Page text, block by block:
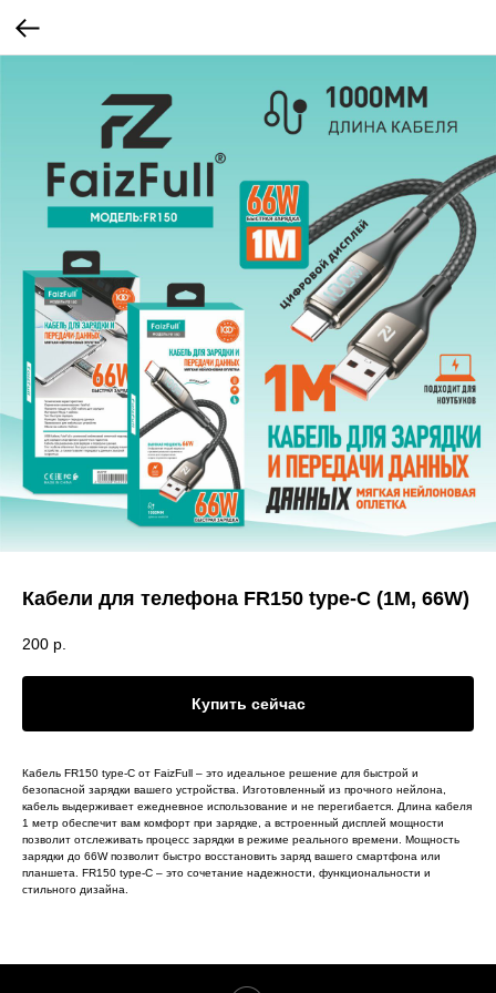
Кабели для телефона FR150 type-C (1M, 66W)
200 р.
Купить сейчас
Кабель FR150 type-C от FaizFull – это идеальное решение для быстрой и
безопасной зарядки вашего устройства. Изготовленный из прочного нейлона,
кабель выдерживает ежедневное использование и не перегибается. Длина кабеля
1 метр обеспечит вам комфорт при зарядке, а встроенный дисплей мощности
позволит отслеживать процесс зарядки в режиме реального времени. Мощность
зарядки до 66W позволит быстро восстановить заряд вашего смартфона или
планшета. FR150 type-C – это сочетание надежности, функциональности и
стильного дизайна.